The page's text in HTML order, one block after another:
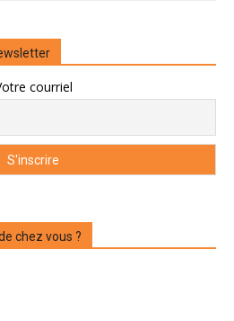
courriel
chez vous ?